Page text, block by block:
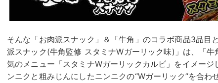
そんな「お肉派スナック」＆「牛角」のコラボ商品3品目
派スナック(牛角監修 スタミナWガーリック味)」は、「牛
気のメニュー「スタミナWガーリックカルビ」をイメージ
ンニクと粗みじんにしたニンニクの“Wガーリック”を合わ